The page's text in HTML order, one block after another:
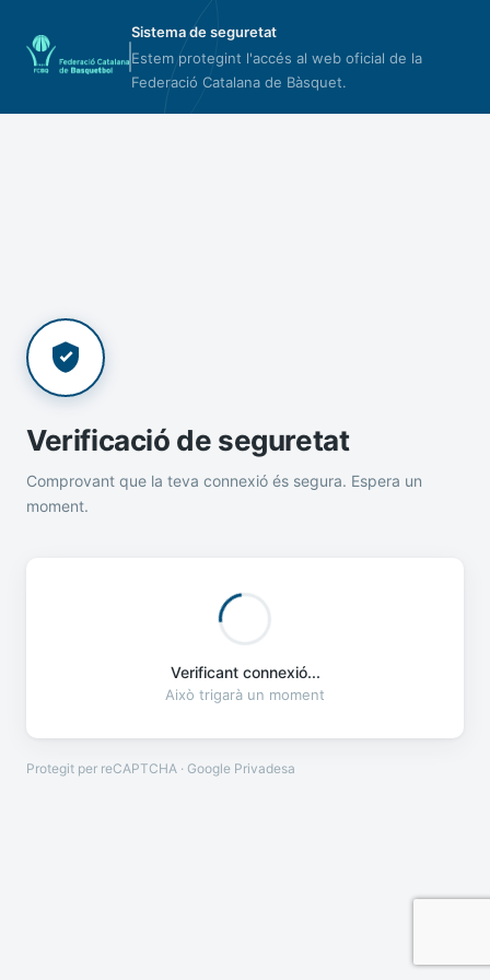
Sistema de seguretat
Estem protegint l'accés al web oficial de la
Federació Catalana de Bàsquet.
Verificació de seguretat
Comprovant que la teva connexió és segura. Espera un
moment.
Verificant connexió...
Això trigarà un moment
Protegit per reCAPTCHA · Google Privadesa